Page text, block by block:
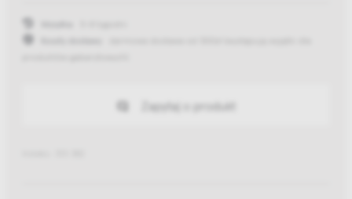
Zapytaj o produkt